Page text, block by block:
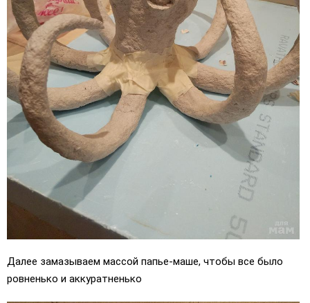
Далее замазываем массой папье-маше, чтобы все было
ровненько и аккуратненько